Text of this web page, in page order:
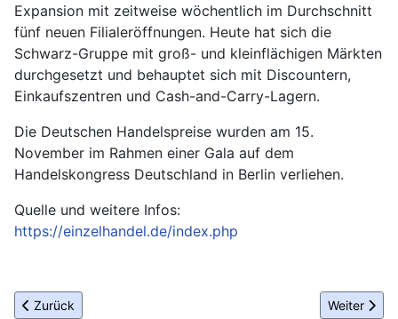
Expansion mit zeitweise wöchentlich im Durchschnitt
fünf neuen Filialeröffnungen. Heute hat sich die
Schwarz-Gruppe mit groß- und kleinflächigen Märkten
durchgesetzt und behauptet sich mit Discountern,
Einkaufszentren und Cash-and-Carry-Lagern.
Die Deutschen Handelspreise wurden am 15.
November im Rahmen einer Gala auf dem
Handelskongress Deutschland in Berlin verliehen.
Quelle und weitere Infos:
https://einzelhandel.de/index.php
Vorheriger Beitrag: 40. Berliner Weihnachtsmarkt an der Kaiser-
Zurück Nächster
Weiter